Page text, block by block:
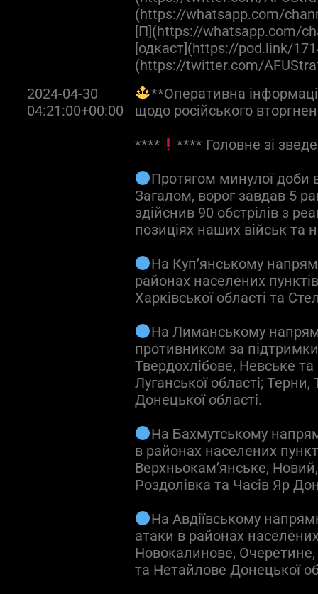
(https://whatsapp.com/
[П](https://whatsapp.com/
[одкаст](https://pod.link/
(https://twitter.com/
2024-04-30
04:21:00+00:00
**Оперативна
щодо російського
****
**** Головне зі
Протягом минулої доби
Загалом, ворог завдав 5
здійснив 90 обстрілів з
позиціях наших військ та
На Куп’янському
районах населених
Харківської області та
На Лиманському
противником за підтримки
Твердохлібове, Невське
Луганської області;
Донецької області.
На Бахмутському
в районах населених
Верхньокам’янське, Новий,
Роздолівка та Часів Яр
На Авдіївському
атаки в районах
Новокалинове,
та Нетайлове Донецької